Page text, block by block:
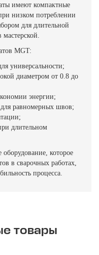
имеют компактные
низком потреблении
для длительной
мастерской.
MGT:
универсальности;
диаметром от 0.8 до
энергии;
для равномерных швов;
длительном
которое
в сварочных работах,
процесса.
товары